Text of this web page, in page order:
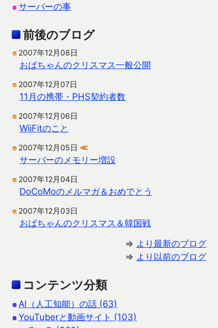
サーバーの事
前後のブログ
2007年12月08日
おばちゃんのクリスマス一般公開
2007年12月07日
11月の携帯・PHS契約者数
2007年12月06日
WiiFitのこと
2007年12月05日 ≪
サーバーのメモリー増設
2007年12月04日
DoCoMoのメルマガ＆おめでとう
2007年12月03日
おばちゃんのクリスマス＆韓国戦
⇒ より最新のブログ
⇒ より以前のブログ
コンテンツ分類
AI（人工知能）の話 (63)
YouTuberと動画サイト (103)